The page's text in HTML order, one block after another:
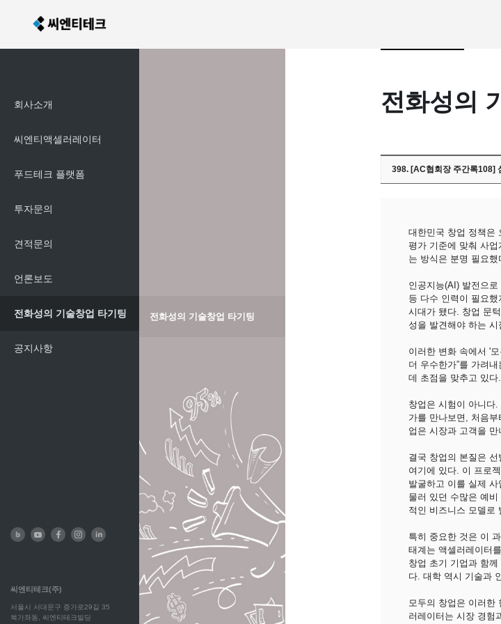
회사소개
씨엔티액셀러레이터
푸드테크 플랫폼
투자문의
견적문의
언론보도
전화성의 기술창업 타기팅 전화성의 기술창업 타기팅
공지사항
전화성의
398. [AC협회장 주간록108]
대한민국 창업 정책은
평가 기준에 맞춰 사
는 방식은 분명 필요
인공지능(AI) 발전으
등 다수 인력이 필요
시대가 됐다. 창업 문
성을 발견해야 하는 시
이러한 변화 속에서 '
더 우수한가”를 가려
데 초점을 맞추고 있다.
창업은 시험이 아니다
가를 만나보면, 처음
업은 시장과 고객을
결국 창업의 본질은
여기에 있다. 이 프로
발굴하고 이를 실제
물러 있던 수많은 예
적인 비즈니스 모델로
특히 중요한 것은 이
태계는 액셀러레이터
창업 초기 기업과 함
다. 대학 역시 기술과
모두의 창업은 이러한
러레이터는 시장 경험
씨엔티테크(주)
서울시 서대문구 증가로29길 35
북가좌동, 씨엔티테크빌딩